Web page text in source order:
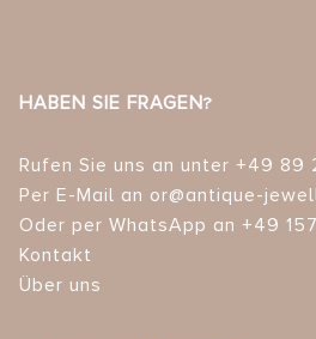
HABEN SIE FRAGEN?
Rufen Sie uns an unter +49
Per E-Mail an or@antique-
Oder per WhatsApp an +49
Kontakt
Über uns